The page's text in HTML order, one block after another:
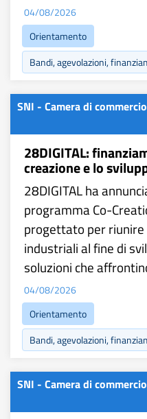
04/08/2026
Orientamento
Bandi, agevolazioni,
SNI - Camera di
28DIGITAL:
creazione e lo
28DIGITAL ha
programma Co-
progettato per
industriali al fine di
soluzioni che
04/08/2026
Orientamento
Bandi, agevolazioni,
SNI - Camera di